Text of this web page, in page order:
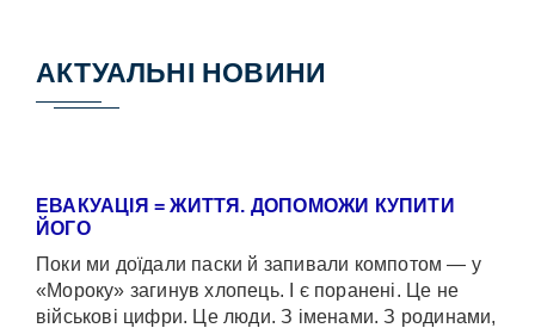
АКТУАЛЬНІ НОВИНИ
ЕВАКУАЦІЯ = ЖИТТЯ. ДОПОМОЖИ КУПИТИ
ЙОГО
Поки ми доїдали паски й запивали компотом — у
«Мороку» загинув хлопець. І є поранені. Це не
військові цифри. Це люди. З іменами. З родинами,